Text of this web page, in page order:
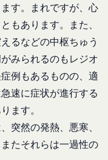
す。まれですが、心
もあります。また、
るなどの中枢ちゅう
みられるのもレジオ
例もあるものの、適
速に症状が進行する
ます。
突然の発熱、悪寒、
たそれらは一過性の
すく、より価値
以下「クッキ
術を含みます。)
れたときにご利
データを保存さ
より当社のサー
の行動履歴(ア
順序等)や、年
報等個人が特定
ービスに関する
、又は第11条
するルール等を
部を構成するも
ール等が本規約
、追加規定又は
。
じた場合には、
、本規約を変更す